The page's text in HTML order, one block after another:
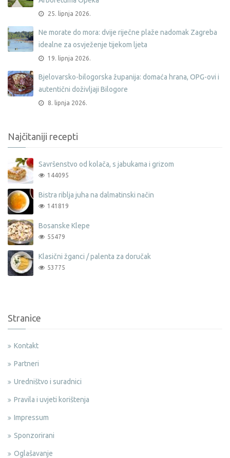
25. lipnja 2026.
Ne morate do mora: dvije riječne plaže nadomak Zagreba
idealne za osvježenje tijekom ljeta
19. lipnja 2026.
Bjelovarsko-bilogorska županija: domaća hrana, OPG-ovi i
autentični doživljaji Bilogore
8. lipnja 2026.
Najčitaniji recepti
Savršenstvo od kolača, s jabukama i grizom
144095
Bistra riblja juha na dalmatinski način
141819
Bosanske Klepe
55479
Klasični žganci / palenta za doručak
53775
Stranice
Kontakt
Partneri
Uredništvo i suradnici
Pravila i uvjeti korištenja
Impressum
Sponzorirani
Oglašavanje